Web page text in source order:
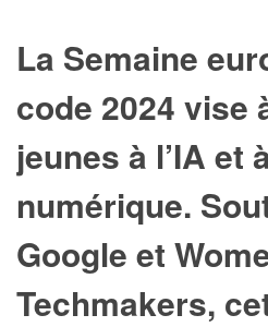
La Semaine
code 2024 vise
jeunes à l’IA et
numérique.
Google et
Techmakers,